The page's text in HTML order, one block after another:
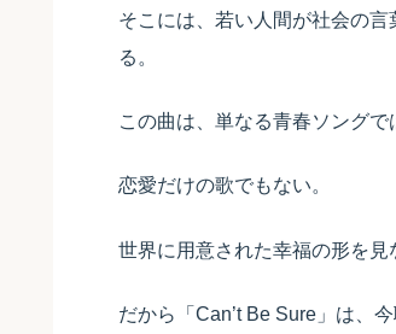
そこには、若い人間が社会の
る。
この曲は、単なる青春ソングで
恋愛だけの歌でもない。
世界に用意された幸福の形を見
だから「Can’t Be Sure」は、今